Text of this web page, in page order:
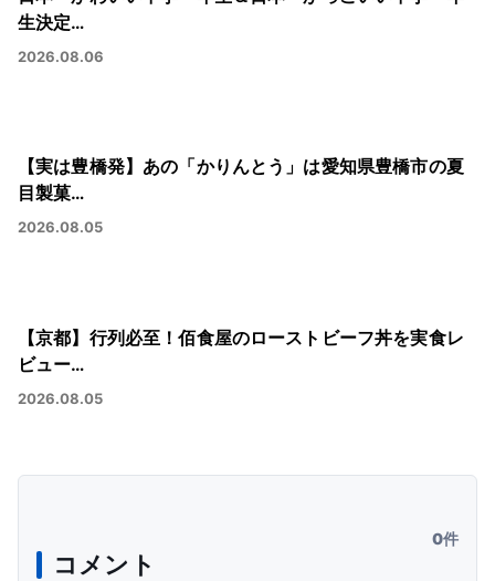
生決定…
2026.08.06
【実は豊橋発】あの「かりんとう」は愛知県豊橋市の夏
目製菓…
2026.08.05
【京都】行列必至！佰食屋のローストビーフ丼を実食レ
ビュー…
2026.08.05
コメント
0件